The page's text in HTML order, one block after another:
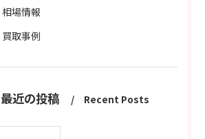
相場情報
買取事例
最近の投稿 Recent Posts